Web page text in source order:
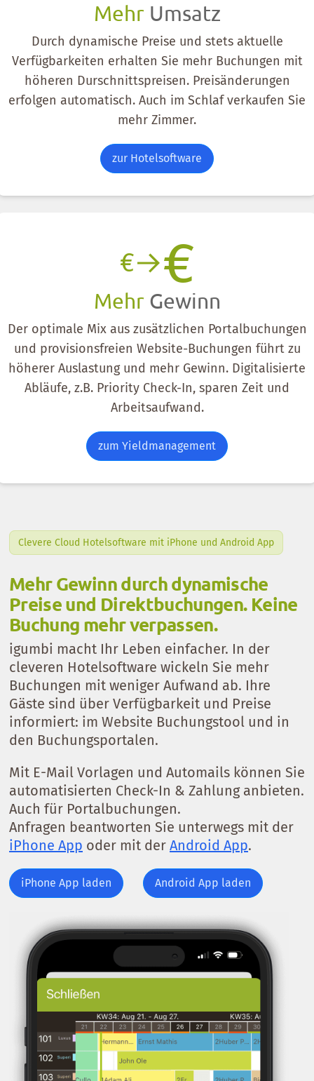
MehrUmsatz
Durch dynamische Preise und stets aktuelle
Verfügbarkeiten erhalten Sie mehr Buchungen mit
höheren Durschnittspreisen. Preisänderungen
erfolgen automatisch. Auch im Schlaf verkaufen Sie
mehr Zimmer.
zur Hotelsoftware
€ €
MehrGewinn
Der optimale Mix aus zusätzlichen Portalbuchungen
und provisionsfreien Website-Buchungen führt zu
höherer Auslastung und mehr Gewinn. Digitalisierte
Abläufe, z.B. Priority Check-In, sparen Zeit und
Arbeitsaufwand.
zum Yieldmanagement
Clevere Cloud Hotelsoftware mit iPhone und Android App
Mehr Gewinn durch dynamische
Preise und Direktbuchungen. Keine
Buchung mehr verpassen.
igumbi macht Ihr Leben einfacher. In der
cleveren Hotelsoftware wickeln Sie mehr
Buchungen mit weniger Aufwand ab. Ihre
Gäste sind über Verfügbarkeit und Preise
informiert: im Website Buchungstool und in
den Buchungsportalen.
Mit E-Mail Vorlagen und Automails können Sie
automatisierten Check-In & Zahlung anbieten.
Auch für Portalbuchungen.
Anfragen beantworten Sie unterwegs mit der
iPhone App oder mit der Android App.
iPhone App laden Android App laden